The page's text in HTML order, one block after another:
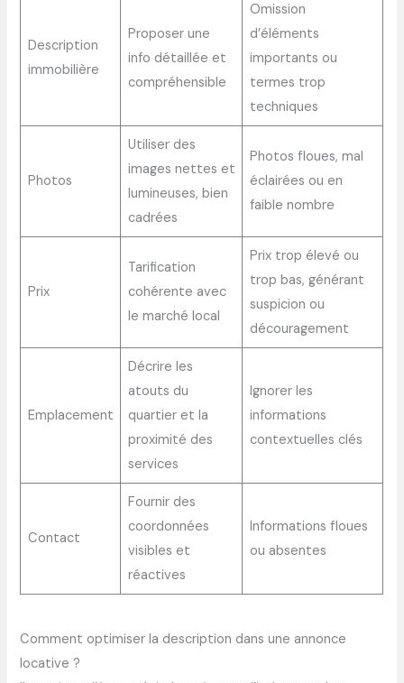
Description
immobilière
Proposer une
info détaillée et
compréhensible
Omission
d’éléments
importants ou
termes trop
techniques
Photos
Utiliser des
images nettes et
lumineuses, bien
cadrées
Photos floues, mal
éclairées ou en
faible nombre
Prix
Tarification
cohérente avec
le marché local
Prix trop élevé ou
trop bas, générant
suspicion ou
découragement
Emplacement
Décrire les
atouts du
quartier et la
proximité des
services
Ignorer les
informations
contextuelles clés
Contact
Fournir des
coordonnées
visibles et
réactives
Informations floues
ou absentes
Comment optimiser la description dans une annonce
locative ?